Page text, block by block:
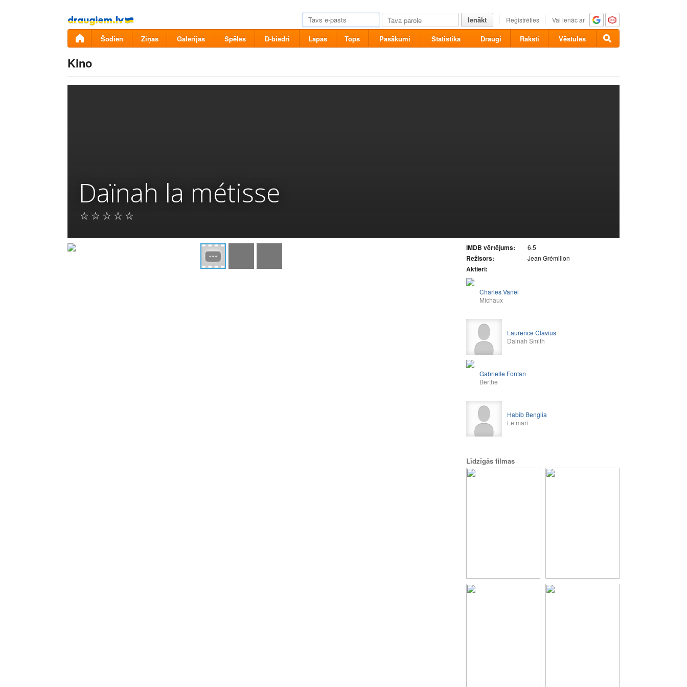
Pāriet
uz
saturu
Ienākt Reģistrēties Vai ienāc ar
Šodien Ziņas Galerijas Spēles D-biedri Lapas Tops Pasākumi Statistika Draugi Raksti Vēstules
Kino
Daïnah la métisse
IMDB vērtējums: 6.5
Režisors: Jean Grémillon
Aktieri:
Charles Vanel
Michaux
Laurence Clavius
Dainah Smith
Gabrielle Fontan
Berthe
Habib Benglia
Le mari
Līdzīgās filmas